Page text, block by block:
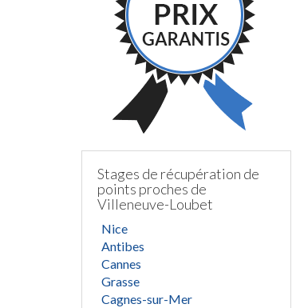
Stages de récupération de
points proches de
Villeneuve-Loubet
Nice
Antibes
Cannes
Grasse
Cagnes-sur-Mer